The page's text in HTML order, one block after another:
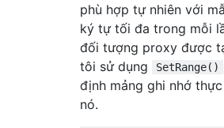
phù hợp tự nhiên với
ký tự tối đa trong mỗi
đối tượng proxy được
tôi sử dụng
SetRange()
định mảng ghi nhớ
nó.